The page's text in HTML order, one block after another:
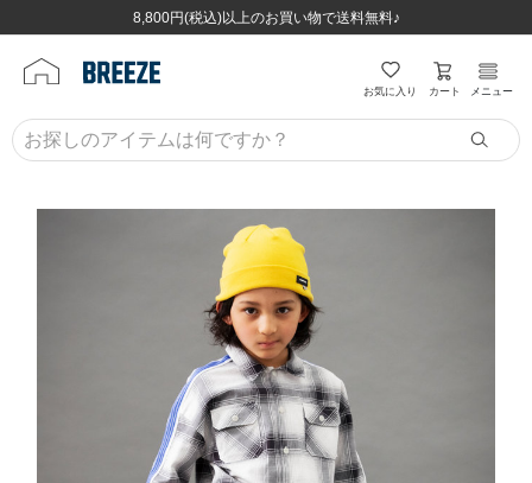
8,800円(税込)以上のお買い物で送料無料♪
ほぼ全品半額！！8/12(水)お昼12:59まで！！
8,800円(税込)以上のお買い物で送料無料♪
ほぼ全品半額！！8/12(水)お昼12:59まで！！
お気に入り カート メニュー